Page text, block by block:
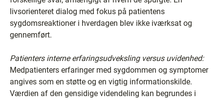
livsorienteret dialog med fokus på patientens
sygdomsreaktioner i hverdagen blev ikke iværksat og
gennemført.
Patienters interne erfaringsudveksling versus uvidenhed:
Medpatienters erfaringer med sygdommen og symptomer
angives som en støtte og en vigtig informationskilde.
Værdien af den gensidige videndeling kan begrundes i